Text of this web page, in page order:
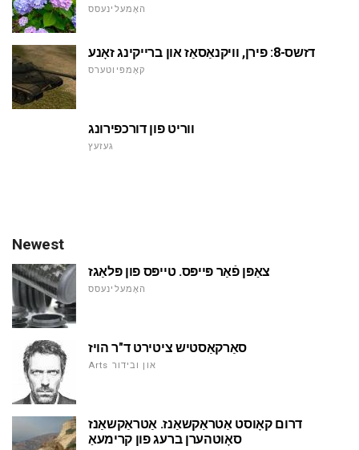
האָמעלינעסס
דזשס-8: פירן, וויקנאַסאַז און ברייקינג זאָנע
קאָמפּיוטערס
ווריט פון דורכפירונג
געזעץ
Newest
צאַפּן פֿאַר פּייפּס. טייפּס פון פּלאַגז
האָמעלינעסס
סאַרקאַסטיש ציטירט ד"ר הויז
Arts און ובידור
דרום קאָוסט אַטראַקשאַנז. אַטראַקשאַנז
סאָוטהערן ברעג פון קרימעאַ